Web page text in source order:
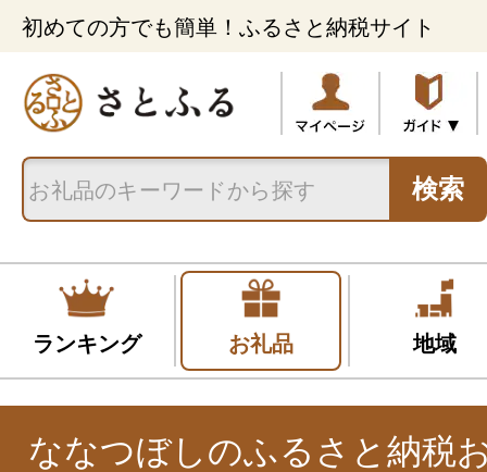
初めての方でも簡単！ふるさと納税サイト
検索
ランキング お礼品 地域
ななつぼしのふるさと納税